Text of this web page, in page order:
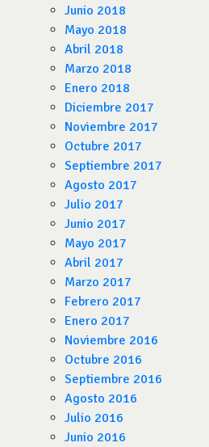
Junio 2018
Mayo 2018
Abril 2018
Marzo 2018
Enero 2018
Diciembre 2017
Noviembre 2017
Octubre 2017
Septiembre 2017
Agosto 2017
Julio 2017
Junio 2017
Mayo 2017
Abril 2017
Marzo 2017
Febrero 2017
Enero 2017
Noviembre 2016
Octubre 2016
Septiembre 2016
Agosto 2016
Julio 2016
Junio 2016